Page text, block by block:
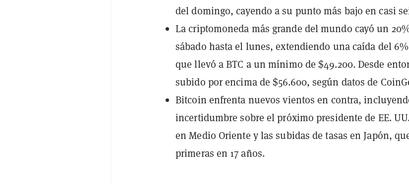
del domingo, cayendo a su punto más bajo en casi
La criptomoneda más grande del mundo cayó un
sábado hasta el lunes, extendiendo una caída del
que llevó a BTC a un mínimo de $49.200. Desde
subido por encima de $56.600, según datos de
Bitcoin enfrenta nuevos vientos en contra,
incertidumbre sobre el próximo presidente de EE.
en Medio Oriente y las subidas de tasas en Japón,
primeras en 17 años.